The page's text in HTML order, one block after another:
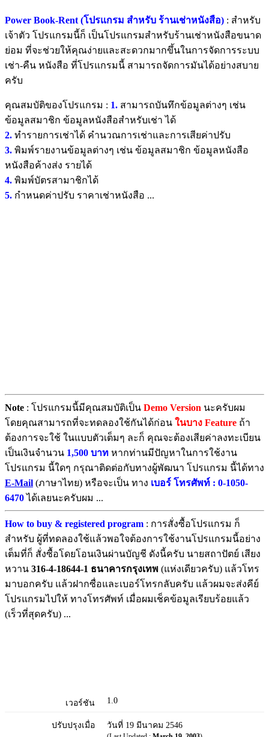
Power Book-Rent (โปรแกรม สำหรับ ร้านเช่าหนังสือ) : สำหรับ
เจ้าตัว โปรแกรมนี้ก็ เป็นโปรแกรมสำหรับร้านเช่าหนังสือขนาด
ย่อม ที่จะช่วยให้คุณง่ายและสะดวกมากขึ้นในการจัดการระบบ
เช่า-คืน หนังสือ ที่โปรแกรมนี้ สามารถจัดการมันได้อย่างสบาย
ครับ
คุณสมบัติของโปรแกรม : 1. สามารถบันทึกข้อมูลต่างๆ เช่น
ข้อมูลสมาชิก ข้อมูลหนังสือสำหรับเช่า ได้
2. ทำรายการเช่าได้ คำนวณการเช่าและการเสียค่าปรับ
3. พิมพ์รายงานข้อมูลต่างๆ เช่น ข้อมูลสมาชิก ข้อมูลหนังสือ
หนังสือค้างส่ง รายได้
4. พิมพ์บัตรสามาชิกได้
5. กำหนดค่าปรับ ราคาเช่าหนังสือ ...
Note : โปรแกรมนี้มีคุณสมบัติเป็น Demo Version นะครับผม
โดยคุณสามารถที่จะทดลองใช้กันได้ก่อน ในบาง Feature ถ้า
ต้องการจะใช้ ในแบบตัวเต็มๆ ละก็ คุณจะต้องเสียค่าลงทะเบียน
เป็นเงินจำนวน 1,500 บาท หากท่านมีปัญหาในการใช้งาน
โปรแกรม นี้ใดๆ กรุณาติดต่อกับทางผู้พัฒนา โปรแกรม นี้ได้ทาง
E-Mail (ภาษาไทย) หรือจะเป็น ทาง เบอร์ โทรศัพท์ : 0-1050-
6470 ได้เลยนะครับผม ...
How to buy & registered program : การสั่งซื้อโปรแกรม ก็
สำหรับ ผู้ที่ทดลองใช้แล้วพอใจต้องการใช้งานโปรแกรมนี้อย่าง
เต็มที่ก็ สั่งซื้อโดยโอนเงินผ่านบัญชี ดังนี้ครับ นายสถาปัตย์ เสียง
หวาน 316-4-18644-1 ธนาคารกรุงเทพ (แห่งเดียวครับ) แล้วโทร
มาบอกครับ แล้วฝากซื่อและเบอร์โทรกลับครับ แล้วผมจะส่งคีย์
โปรแกรมไปให้ ทางโทรศัพท์ เมื่อผมเช็คข้อมูลเรียบร้อยแล้ว
(เร็วที่สุดครับ) ...
เวอร์ชัน 1.0
ปรับปรุงเมื่อ วันที่ 19 มีนาคม 2546